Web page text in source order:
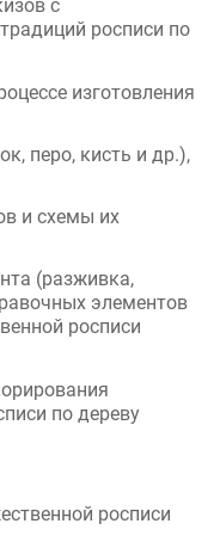
изготовления
перо, кисть и др.),
и схемы их
(разживка,
элементов
росписи
по дереву
художественной